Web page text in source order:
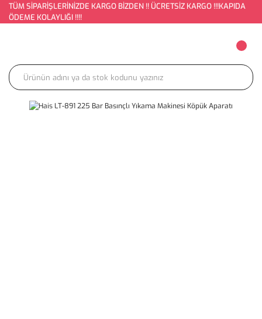
TÜM SİPARİŞLERİNİZDE KARGO BİZDEN !! ÜCRETSİZ KARGO !!!KAPIDA
ÖDEME KOLAYLIĞI !!!!